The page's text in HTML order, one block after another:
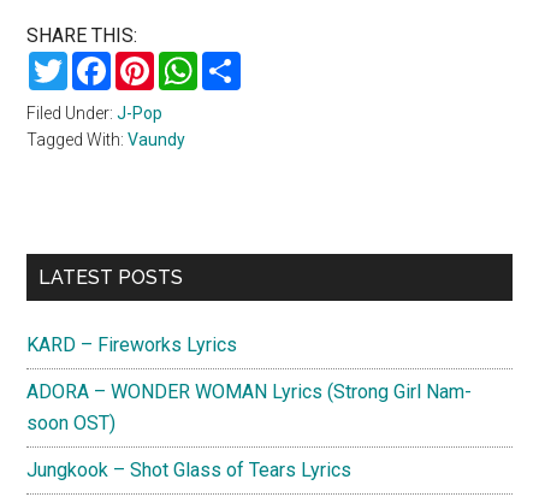
SHARE THIS:
TwitterFacebookPinterestWhatsApp
Filed Under:J-Pop
Tagged With:Vaundy
Primary
LATEST POSTS
KARD – Fireworks Lyrics
ADORA – WONDER WOMAN Lyrics (Strong Girl Nam-
soon OST)
Jungkook – Shot Glass of Tears Lyrics